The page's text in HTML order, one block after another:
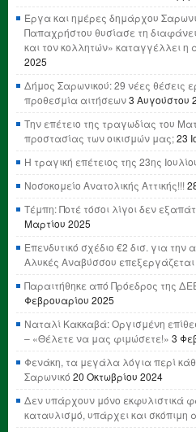
Έργα και ημέρες δημάρχου
Παπαχρήστου θυσίασε τη
και τον κολλητών» καταγγέλλει η
2025
Δήμος Σαρωνικού: 29 νέες θέσεις
προθεσμία αιτήσεων3 Αυγούστου
Την επέτειο της τραγωδίας του
προστασίας των οικισμών μας;23
Η τραγική επέτειος της 23ης
Νοσοκομείο Ανατολικής Αττικής!!!
Τέμπη: Ποτέ τόσοι λίγοι δεν
Μαρτίου 2025
Επενδυτικό σχέδιο €2 δισ. για την
Αλυκές Αναβύσσου επεξεργάζεται
Παραιτήθηκε από Πρόεδρος της
Φεβρουαρίου 2025
Ναταλί Κακκαβά: Οργισμένη
– «Θέλετε να μας φιμώσετε!» 3
Φενάκη, τα μεγάλα λόγια περί
Σαρωνικό 20 Οκτωβρίου 2024
Δεν υπάρχουν μόνο εκφυλιστικά
καταυλισμό, υπάρχει και σκόπιμη